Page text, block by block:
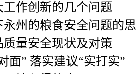
作创新的几个问题
州的粮食安全问题的
量安全现状及对策
面” 落实建议“实打实”